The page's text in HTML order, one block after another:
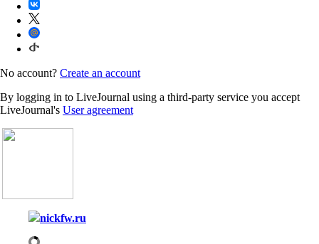
No account? Create an account
By logging in to LiveJournal using a third-party service you accept
LiveJournal's User agreement
nickfw.ru